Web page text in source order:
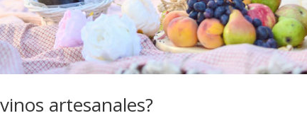
artesanales?